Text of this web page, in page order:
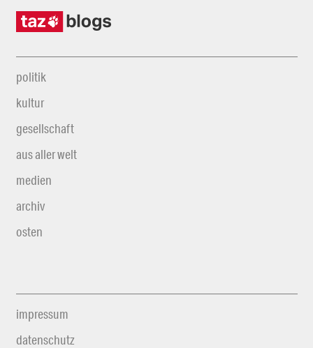
politik
kultur
gesellschaft
aus aller welt
medien
archiv
osten
impressum
datenschutz